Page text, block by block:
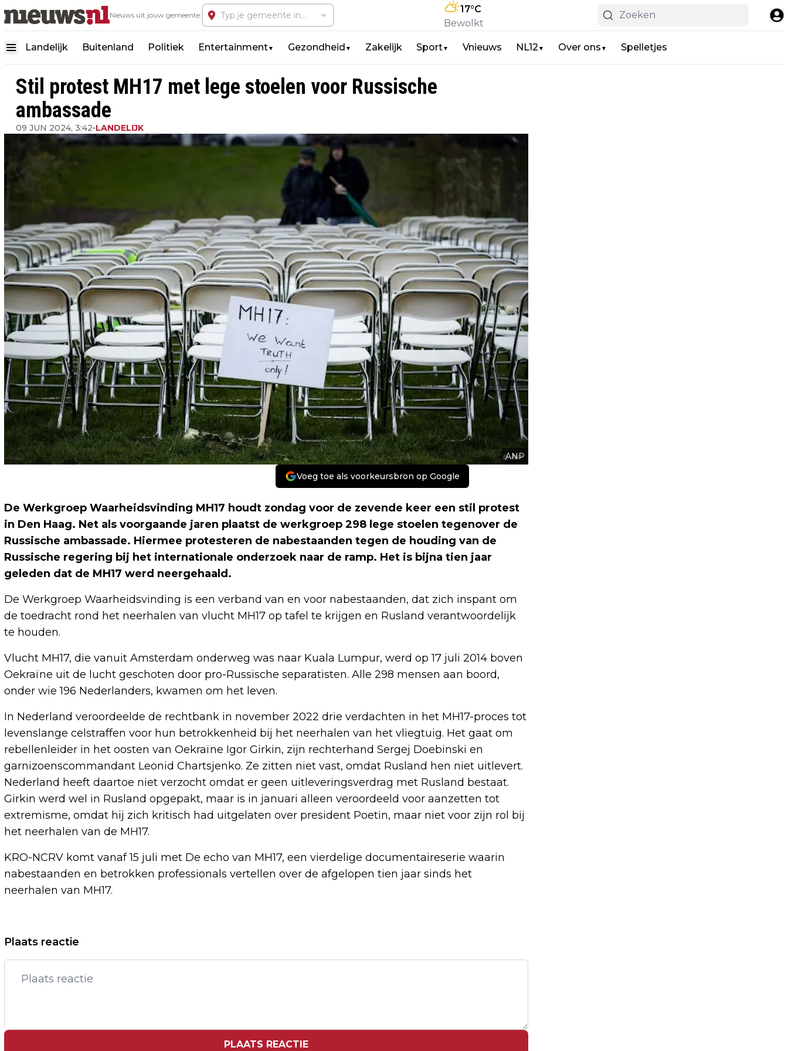
Nieuws uit jouw gemeente:
17°C
Bewolkt
Landelijk Buitenland Politiek Entertainment▼ Gezondheid ▼ Zakelijk Sport▼ Vnieuws NL12 ▼ Over ons ▼ Spelletjes
Stil protest MH17 met lege stoelen voor Russische
ambassade
09 JUN 2024, 3:42•LANDELIJK
ANP
Voeg toe als voorkeursbron op Google
De Werkgroep Waarheidsvinding MH17 houdt zondag voor de zevende keer een stil protest
in Den Haag. Net als voorgaande jaren plaatst de werkgroep 298 lege stoelen tegenover de
Russische ambassade. Hiermee protesteren de nabestaanden tegen de houding van de
Russische regering bij het internationale onderzoek naar de ramp. Het is bijna tien jaar
geleden dat de MH17 werd neergehaald.
De Werkgroep Waarheidsvinding is een verband van en voor nabestaanden, dat zich inspant om
de toedracht rond het neerhalen van vlucht MH17 op tafel te krijgen en Rusland verantwoordelijk
te houden.
Vlucht MH17, die vanuit Amsterdam onderweg was naar Kuala Lumpur, werd op 17 juli 2014 boven
Oekraïne uit de lucht geschoten door pro-Russische separatisten. Alle 298 mensen aan boord,
onder wie 196 Nederlanders, kwamen om het leven.
In Nederland veroordeelde de rechtbank in november 2022 drie verdachten in het MH17-proces tot
levenslange celstraffen voor hun betrokkenheid bij het neerhalen van het vliegtuig. Het gaat om
rebellenleider in het oosten van Oekraïne Igor Girkin, zijn rechterhand Sergej Doebinski en
garnizoenscommandant Leonid Chartsjenko. Ze zitten niet vast, omdat Rusland hen niet uitlevert.
Nederland heeft daartoe niet verzocht omdat er geen uitleveringsverdrag met Rusland bestaat.
Girkin werd wel in Rusland opgepakt, maar is in januari alleen veroordeeld voor aanzetten tot
extremisme, omdat hij zich kritisch had uitgelaten over president Poetin, maar niet voor zijn rol bij
het neerhalen van de MH17.
KRO-NCRV komt vanaf 15 juli met De echo van MH17, een vierdelige documentaireserie waarin
nabestaanden en betrokken professionals vertellen over de afgelopen tien jaar sinds het
neerhalen van MH17.
Vorig artikel
NA EXITPOLLS KOMEN NU DE
UITSLAGEN VOOR EUROPESE
KINDERTRANSPORTEN VANUIT KAMP
Plaats reactie
PLAATS REACTIE